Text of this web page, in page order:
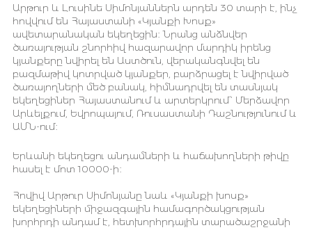
Արթուր և Լուսինե Սիմոնյաններն արդեն 30 տարի է, ինչ
հովվում են Հայաստանի «Կյանքի Խոսք»
ավետարանական եկեղեցին։ Նրանց անձնվեր
ծառայության շնորհիվ հազարավոր մարդիկ իրենց
կյանքերը նվիրել են Աստծուն, վերականգնվել են
բազմաթիվ կոտրված կյանքեր, բարձրացել է նվիրված
ծառայողների մեծ բանակ, հիմնադրվել են տասնյակ
եկեղեցիներ Հայաստանում և արտերկրում՝ Մերձավոր
Արևելքում, Եվրոպայում, Ռուսաստանի Դաշնությունում և
ԱՄՆ-ում։
Երևանի եկեղեցու անդամների և հաճախողների թիվը
հասել է մոտ 10000-ի։
Հովիվ Արթուր Սիմոնյանը նաև «Կյանքի խոսք»
եկեղեցիների միջազգային համագործակցության
խորհրդի անդամ է, հետխորհրդային տարածաշրջանի